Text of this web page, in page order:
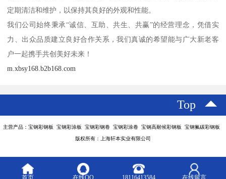
定期清洁和维护，以保持其良好的外观和性能。
我们公司始终秉承“诚信、互助、共生、共赢”的经营理念，凭借实
力、出众品质建立良好合作关系，我们真诚的希望能与广大新老客
户一起携手共创美好未来！
m.xbsy168.b2b168.com
Top
主营产品：宝钢彩钢板 宝钢彩涂板 宝钢彩钢卷 宝钢彩涂卷 宝钢高耐候彩钢板 宝钢氟碳彩钢板
版权所有：上海轩本实业有限公司
首页 在线QQ 18116413584 在线留言